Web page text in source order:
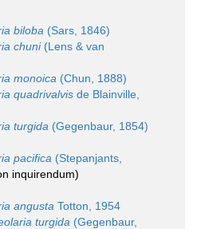
biloba (Sars, 1846)
chuni(Lens & van
monoica (Chun, 1888)
quadrivalvis de Blainville,
turgida (Gegenbaur, 1854)
pacifica (Stepanjants,
inquirendum)
angusta Totton, 1954
turgida (Gegenbaur,